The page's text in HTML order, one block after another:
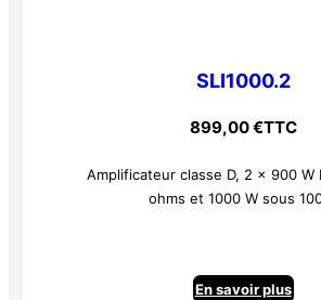
SLI1000.2
899,00€TTC
Amplificateur classe D, 2 x 900 W
ohms et 1000 W sous
En savoir plus